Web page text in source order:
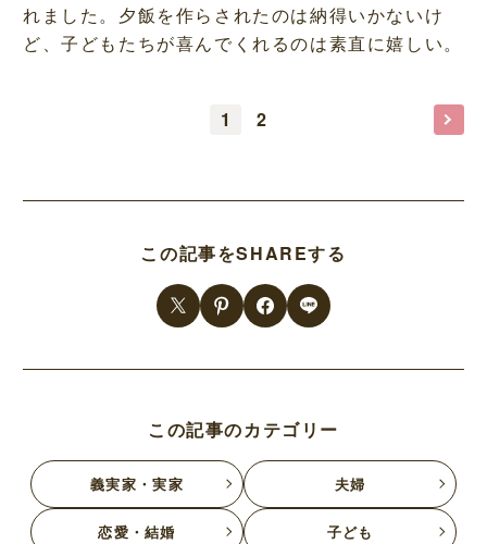
れました。夕飯を作らされたのは納得いかないけ
ど、子どもたちが喜んでくれるのは素直に嬉しい。
1 2
この記事をSHAREする
この記事のカテゴリー
義実家・実家 夫婦
恋愛・結婚 子ども